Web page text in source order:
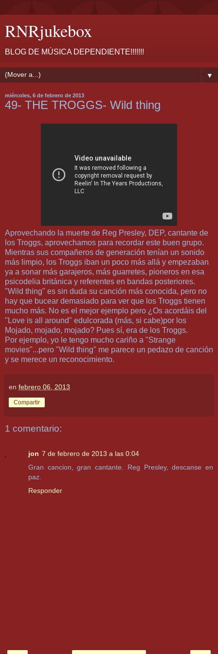
RNRjukebox
BLOG DE MÚSICA DEPENDIENTE!!!!!!!
▼
miércoles, 6 de febrero de 2013
49- THE TROGGS- Wild thing
Aprovechando la muerte de Reg Presley, DEP, cantante de
los Troggs, aprovechamos para recordar este buen grupo.
Mientras sus compañeros de generación tenían un sonido
más limpio, los Troggs iban un poco más allá y empezaban
ya a sonar más garajeros, más guarretes, pioneros en esa
psicodelia británica y referentes en bandas posteriores.
"Wild thing" es sin duda su canción más conocida, pero no
hay que bucear demasiado para ver que los Troggs tienen
mucho más. No es el mejor ejemplo pero ¿Os acordáis del
"Love is all around" edulcorada (más, si cabe)por los
Mojado, mojado, mojado? Pues sí, era de los Troggs.
Por ejemplo, yo le tengo mucho cariño a "Strange
movies"...pero "Wild thing" me parece un pedazo de canción
y se merece un reconocimiento.
en febrero 06, 2013
Compartir
1 comentario:
jon 7 de febrero de 2013 a las 0:04
Gran cancion, gran cantante. Reg Presley, descanse en
paz.
Responder